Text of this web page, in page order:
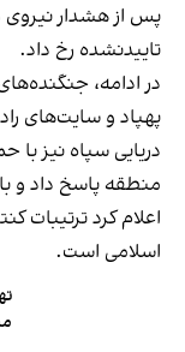
پس از هشدار نیروی
تاییدنشده رخ داد.
پهپاد و سایت‌های
دریایی سپاه نیز با
اعلام کرد ترتیبات
اسلامی است.